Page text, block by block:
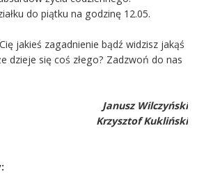
do piątku na godzinę 12.05.
jakieś zagadnienie bądź widzisz jakąś
dzieje się coś złego? Zadzwoń do nas
Janusz Wilczyński
Krzysztof Kukliński